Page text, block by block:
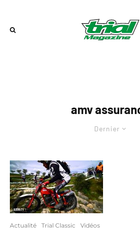
amv
Dernier
Actualité Trial Classic
Vidéos